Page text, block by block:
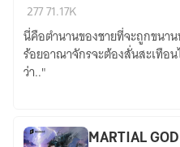
คน
แปลง
ร่าง
27771.17K
นี่คือตำนานของชายที่จะถูกขนา
ร้อยอาณาจักรจะต้องสั่นสะเทือน
ว่า.."
MARTIAL